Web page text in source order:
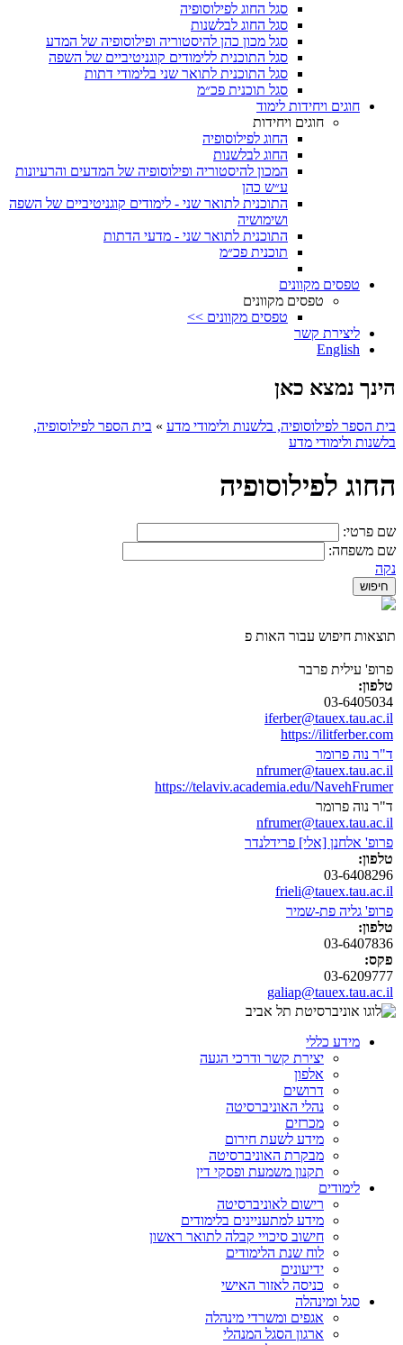
סגל החוג לפילוסופיה
סגל החוג לבלשנות
סגל מכון כהן להיסטוריה ופילוסופיה של המדע
סגל התוכנית ללימודים קוגניטיביים של השפה
סגל התוכנית לתואר שני בלימודי דתות
סגל תוכנית פכ״מ
חוגים ויחידות לימוד
חוגים ויחידות
החוג לפילוסופיה
החוג לבלשנות
המכון להיסטוריה ופילוסופיה של המדעים והרעיונות
ע״ש כהן
התוכנית לתואר שני - לימודים קוגניטיביים של השפה
ושימושיה
התוכנית לתואר שני - מדעי הדתות
תוכנית פכ״מ
טפסים מקוונים
טפסים מקוונים
טפסים מקוונים >>
ליצירת קשר
English
הינך נמצא כאן
בית הספר לפילוסופיה, בלשנות ולימודי מדע » בית הספר לפילוסופיה,
בלשנות ולימודי מדע
החוג לפילוסופיה
שם פרטי:
שם משפחה:
נקה
תוצאות חיפוש עבור האות פ
פרופ' עילית פרבר
טלפון:
03-6405034
iferber@tauex.tau.ac.il
https://ilitferber.com
ד"ר נוה פרומר
nfrumer@tauex.tau.ac.il
https://telaviv.academia.edu/NavehFrumer
ד"ר נוה פרומר
nfrumer@tauex.tau.ac.il
פרופ' אלחנן [אלי] פרידלנדר
טלפון:
03-6408296
frieli@tauex.tau.ac.il
פרופ' גליה פת-שמיר
טלפון:
03-6407836
פקס:
03-6209777
galiap@tauex.tau.ac.il
מידע כללי
יצירת קשר ודרכי הגעה
אלפון
דרושים
נהלי האוניברסיטה
מכרזים
מידע לשעת חירום
מבקרת האוניברסיטה
תקנון משמעת ופסקי דין
לימודים
רישום לאוניברסיטה
מידע למתעניינים בלימודים
חישוב סיכויי קבלה לתואר ראשון
לוח שנת הלימודים
ידיעונים
כניסה לאזור האישי
סגל ומינהלה
אגפים ומשרדי מינהלה
ארגון הסגל המנהלי